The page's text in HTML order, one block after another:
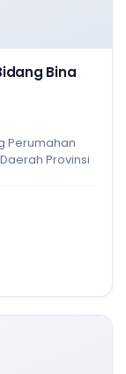
Bina
Perumahan
Provinsi